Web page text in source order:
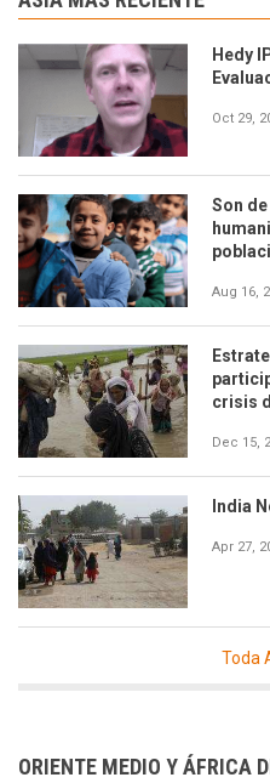
Hedy
Oct 29,
Son
Aug 16,
crisis
Dec 15,
India
Apr 27,
Toda
ORIENTE MEDIO Y ÁFRICA